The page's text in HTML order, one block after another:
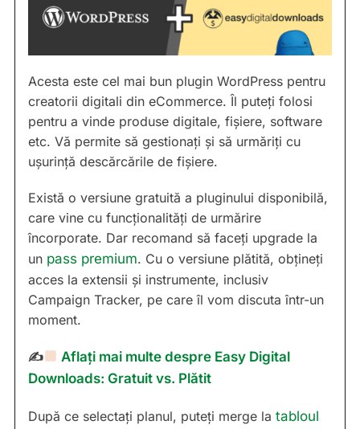
Acesta este cel mai bun plugin WordPress pentru
creatorii digitali din eCommerce. Îl puteți folosi
pentru a vinde produse digitale, fișiere, software
etc. Vă permite să gestionați și să urmăriți cu
ușurință descărcările de fișiere.
Există o versiune gratuită a pluginului disponibilă,
care vine cu funcționalități de urmărire
încorporate. Dar recomand să faceți upgrade la
un pass premium. Cu o versiune plătită, obțineți
acces la extensii și instrumente, inclusiv
Campaign Tracker, pe care îl vom discuta într-un
moment.
✍
Aflați mai multe despre Easy Digital
Downloads: Gratuit vs. Plătit
După ce selectați planul, puteți merge la tabloul